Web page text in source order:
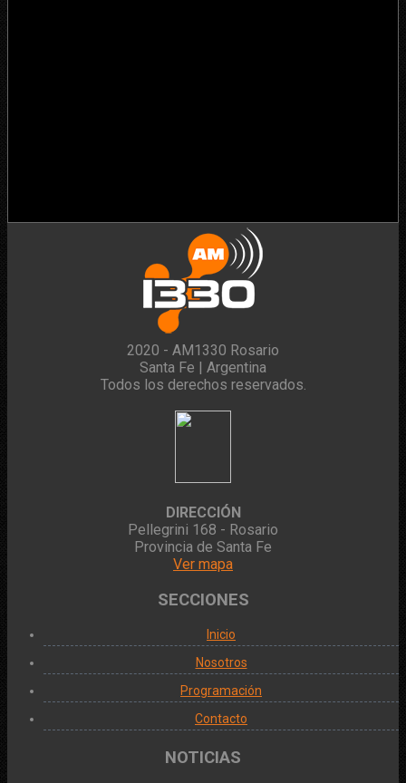
2020 - AM1330 Rosario
Santa Fe | Argentina
Todos los derechos reservados.
DIRECCIÓN
Pellegrini 168 - Rosario
Provincia de Santa Fe
Ver mapa
SECCIONES
Inicio
Nosotros
Programación
Contacto
NOTICIAS